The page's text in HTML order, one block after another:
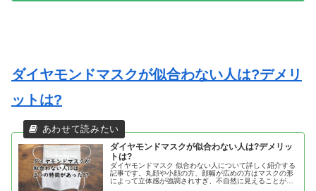
ダイヤモンドマスクが似合わない人は?デメリ
ットは?
ダイヤモンドマスクが似合わない人は?デメリッ
トは?
ダイヤモンドマスク 似合わない人について詳しく紹介する
記事です。丸顔や小顔の方、顔幅が広めの方はマスクの形
によって立体感が強調されすぎ、不自然に見えることがあ